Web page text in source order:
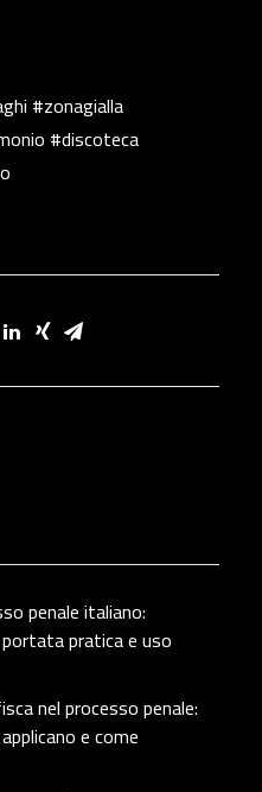
#zonagialla
#discoteca
penale italiano:
pratica e uso
nel processo penale:
e come